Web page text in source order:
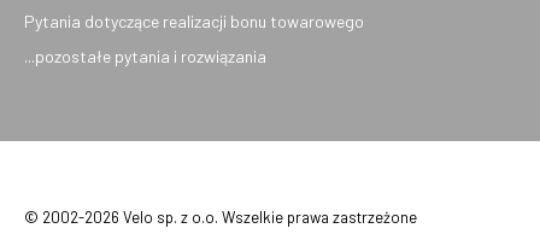
Pytania dotyczące realizacji bonu towarowego
...pozostałe pytania i rozwiązania
© 2002-2026 Velo sp. z o.o. Wszelkie prawa zastrzeżone